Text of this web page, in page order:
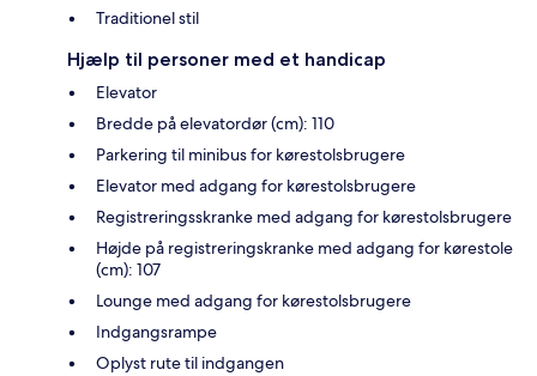
Traditionel stil
Hjælp til personer med et handicap
Elevator
Bredde på elevatordør (cm): 110
Parkering til minibus for kørestolsbrugere
Elevator med adgang for kørestolsbrugere
Registreringsskranke med adgang for kørestolsbrugere
Højde på registreringskranke med adgang for kørestole
(cm): 107
Lounge med adgang for kørestolsbrugere
Indgangsrampe
Oplyst rute til indgangen